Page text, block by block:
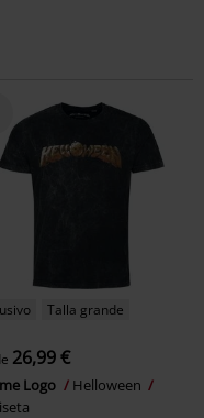
Talla grande
26,99 €
Logo
Helloween